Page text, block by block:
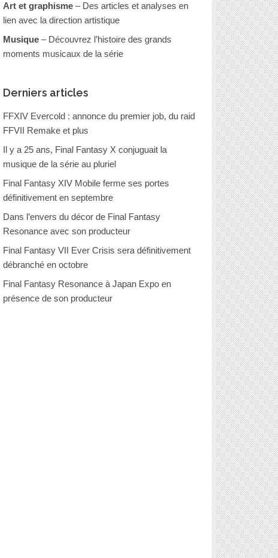
Art et graphisme– Des articles et analyses en
lien avec la direction artistique
Musique– Découvrez l’histoire des grands
moments musicaux de la série
Derniers articles
FFXIV Evercold : annonce du premier job, du raid
FFVII Remake et plus
Il y a 25 ans, Final Fantasy X conjuguait la
musique de la série au pluriel
Final Fantasy XIV Mobile ferme ses portes
définitivement en septembre
Dans l’envers du décor de Final Fantasy
Resonance avec son producteur
Final Fantasy VII Ever Crisis sera définitivement
débranché en octobre
Final Fantasy Resonance à Japan Expo en
présence de son producteur